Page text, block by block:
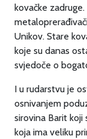
kovačke
Unikov. Stare
koje su danas
svjedoče o
I u rudarstvu je
osnivanjem
sirovina Barit koji
koja ima veliku